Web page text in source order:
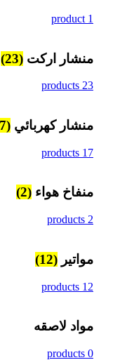
1 product
منشار اركت (23)
23 products
منشار كهربائي (17)
17 products
منفاخ هواء (2)
2 products
مواتير (12)
12 products
مواد لاصقه
0 products